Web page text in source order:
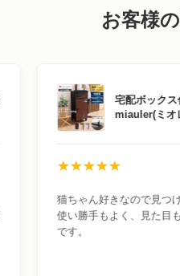
お客様
宅配ボックス
miauler(ミオ
★★★★★
猫ちゃん好きなので見つ
使い勝手もよく、見た目
です。